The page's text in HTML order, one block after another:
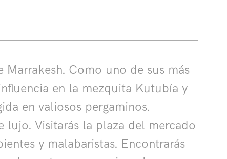
Como uno de sus más
en la mezquita Kutubía y
en valiosos pergaminos.
lujo. Visitarás la plaza del mercado
y malabaristas. Encontrarás